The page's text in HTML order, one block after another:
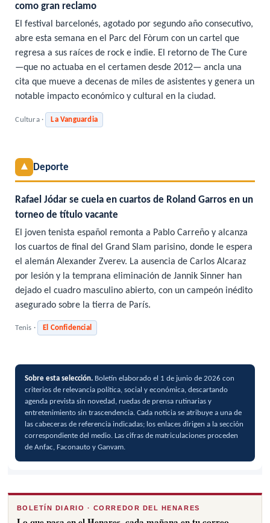
como gran reclamo
El festival barcelonés, agotado por segundo año consecutivo,
abre esta semana en el Parc del Fòrum con un cartel que
regresa a sus raíces de rock e indie. El retorno de The Cure
—que no actuaba en el certamen desde 2012— ancla una
cita que mueve a decenas de miles de asistentes y genera un
notable impacto económico y cultural en la ciudad.
Cultura · La Vanguardia
▲ Deporte
Rafael Jódar se cuela en cuartos de Roland Garros en un
torneo de título vacante
El joven tenista español remonta a Pablo Carreño y alcanza
los cuartos de final del Grand Slam parisino, donde le espera
el alemán Alexander Zverev. La ausencia de Carlos Alcaraz
por lesión y la temprana eliminación de Jannik Sinner han
dejado el cuadro masculino abierto, con un campeón inédito
asegurado sobre la tierra de París.
Tenis · El Confidencial
Sobre esta selección. Boletín elaborado el 1 de junio de 2026 con
criterios de relevancia política, social y económica, descartando
agenda prevista sin novedad, ruedas de prensa rutinarias y
entretenimiento sin trascendencia. Cada noticia se atribuye a una de
las cabeceras de referencia indicadas; los enlaces dirigen a la sección
correspondiente del medio. Las cifras de matriculaciones proceden
de Anfac, Faconauto y Ganvam.
BOLETÍN DIARIO · CORREDOR DEL HENARES